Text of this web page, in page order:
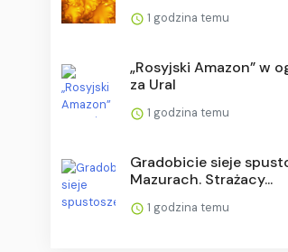
1 godzina temu
„Rosyjski Amazon” w
za Ural
1 godzina temu
Gradobicie sieje
Mazurach. Strażacy...
1 godzina temu